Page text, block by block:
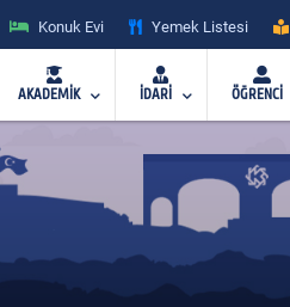
Konuk Evi Yemek Listesi
AKADEMİK İDARİ ÖĞRENCİ